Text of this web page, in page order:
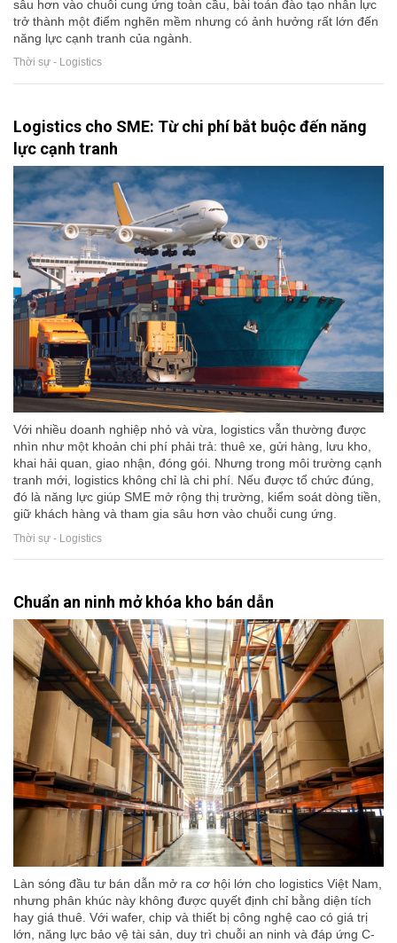
sâu hơn vào chuỗi cung ứng toàn cầu, bài toán đào tạo nhân lực
trở thành một điểm nghẽn mềm nhưng có ảnh hưởng rất lớn đến
năng lực cạnh tranh của ngành.
Thời sự - Logistics
Logistics cho SME: Từ chi phí bắt buộc đến năng
lực cạnh tranh
Với nhiều doanh nghiệp nhỏ và vừa, logistics vẫn thường được
nhìn như một khoản chi phí phải trả: thuê xe, gửi hàng, lưu kho,
khai hải quan, giao nhận, đóng gói. Nhưng trong môi trường cạnh
tranh mới, logistics không chỉ là chi phí. Nếu được tổ chức đúng,
đó là năng lực giúp SME mở rộng thị trường, kiểm soát dòng tiền,
giữ khách hàng và tham gia sâu hơn vào chuỗi cung ứng.
Thời sự - Logistics
Chuẩn an ninh mở khóa kho bán dẫn
Làn sóng đầu tư bán dẫn mở ra cơ hội lớn cho logistics Việt Nam,
nhưng phân khúc này không được quyết định chỉ bằng diện tích
hay giá thuê. Với wafer, chip và thiết bị công nghệ cao có giá trị
lớn, năng lực bảo vệ tài sản, duy trì chuỗi an ninh và đáp ứng C-